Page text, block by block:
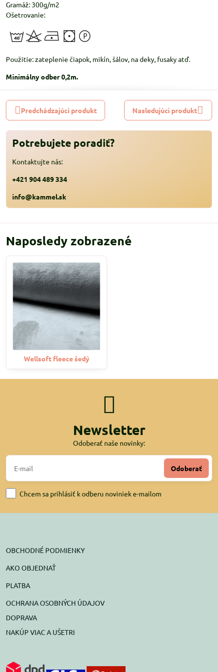
Gramáž: 300g/m2
Ošetrovanie:
Použitie: zateplenie čiapok, mikín, šálov, na deky, fusaky atď.
Minimálny odber 0,2m.
Predchádzajúci produkt Nasledujúci produkt
Potrebujete poradiť?
Kontaktujte nás:
+421 904 489 334
info@kammel.sk
Naposledy zobrazené
Wellsoft fleece šedý
Newsletter
Odoberať naše novinky:
Odoberať
Chcem sa prihlásiť k odberu noviniek e-mailom
OBCHODNÉ PODMIENKY
AKO OBJEDNAŤ
PLATBA
OCHRANA OSOBNÝCH ÚDAJOV
DOPRAVA
NAKÚP VIAC A UŠETRI